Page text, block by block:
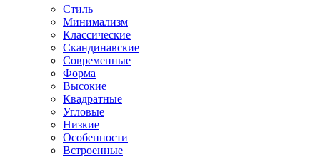
Стиль
Минимализм
Классические
Скандинавские
Современные
Форма
Высокие
Квадратные
Угловые
Низкие
Особенности
Встроенные